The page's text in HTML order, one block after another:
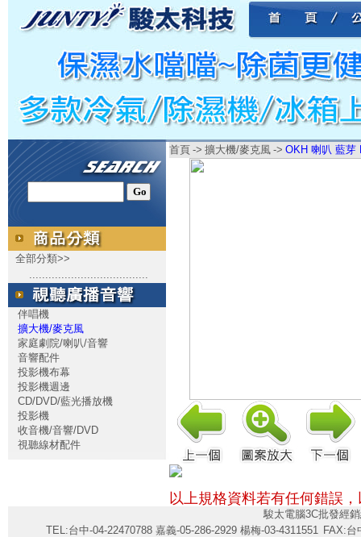
全部分類>>
.....................................
伴唱機
擴大機/麥克風
家庭劇院/喇叭/音響
音響配件
投影機布幕
投影機週邊
CD/DVD/藍光播放機
投影機
收音機/音響/DVD
視聽線材配件
首頁 -> 擴大機/麥克風 -> OKH 喇叭 藍芽
以上規格資料若有任何錯誤
駿太電腦3C批發經
TEL:台中-04-22470788 嘉義-05-286-2929 楊梅-03-4311551 FAX:台